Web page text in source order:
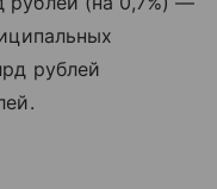
рублей